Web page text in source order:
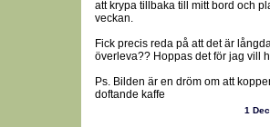
att krypa tillbaka till mitt bord och
veckan.
Fick precis reda på att det är
överleva?? Hoppas det för jag vill
Ps. Bilden är en dröm om att
doftande kaffe
1